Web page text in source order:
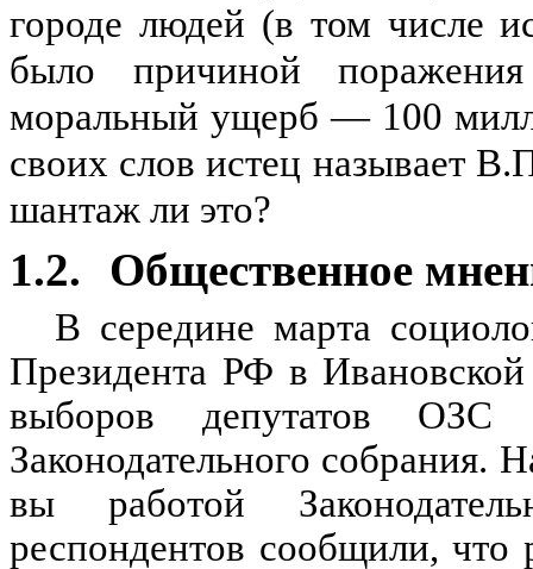
городе людей (в том числе
было причиной
моральный ущерб — 100
своих слов истец называет
шантаж ли это?
1.2. Общественное
В середине марта
Президента РФ в Ивановской
выборов депутатов ОЗС
Законодательного собрания.
вы работой
респондентов сообщили,